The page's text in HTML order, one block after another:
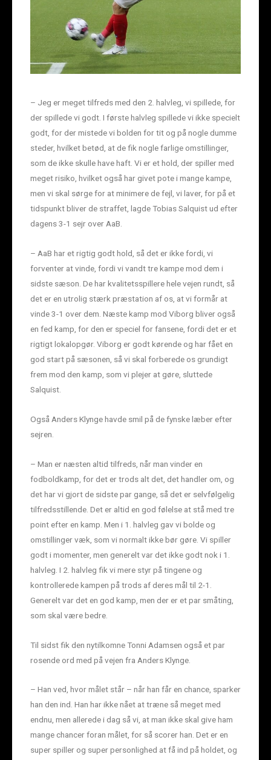
– Jeg er meget tilfreds med den 2. halvleg, vi spillede, for
der spillede vi godt. I første halvleg spillede vi ikke specielt
godt, for der mistede vi bolden for tit og på nogle dumme
steder, hvilket betød, at de fik nogle farlige omstillinger,
som de ikke skulle have haft. Vi er et hold, der spiller med
meget risiko, hvilket også har givet pote i mange kampe,
men vi skal sørge for at minimere de fejl, vi laver, for på et
tidspunkt bliver de straffet, lagde Tobias Salquist ud efter
dagens 3-1 sejr over AaB.
– AaB har et rigtig godt hold, så det er ikke fordi, vi
forventer at vinde, fordi vi vandt tre kampe mod dem i
sidste sæson. De har kvalitetsspillere hele vejen rundt, så
det er en utrolig stærk præstation af os, at vi formår at
vinde 3-1 over dem. Næste kamp mod Viborg bliver også
en fed kamp, for den er speciel for fansene, fordi det er et
rigtigt lokalopgør. Viborg er godt kørende og har fået en
god start på sæsonen, så vi skal forberede os grundigt
frem mod den kamp, som vi plejer at gøre, sluttede
Salquist.
Også Anders Klynge havde smil på de fynske læber efter
sejren.
– Man er næsten altid tilfreds, når man vinder en
fodboldkamp, for det er trods alt det, det handler om, og
det har vi gjort de sidste par gange, så det er selvfølgelig
tilfredsstillende. Det er altid en god følelse at stå med tre
point efter en kamp. Men i 1. halvleg gav vi bolde og
omstillinger væk, som vi normalt ikke bør gøre. Vi spiller
godt i momenter, men generelt var det ikke godt nok i 1.
halvleg. I 2. halvleg fik vi mere styr på tingene og
kontrollerede kampen på trods af deres mål til 2-1.
Generelt var det en god kamp, men der er et par småting,
som skal være bedre.
Til sidst fik den nytilkomne Tonni Adamsen også et par
rosende ord med på vejen fra Anders Klynge.
– Han ved, hvor målet står – når han får en chance, sparker
han den ind. Han har ikke nået at træne så meget med
endnu, men allerede i dag så vi, at man ikke skal give ham
mange chancer foran målet, for så scorer han. Det er en
super spiller og super personlighed at få ind på holdet, og